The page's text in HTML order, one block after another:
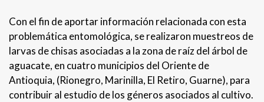
Con el fin de aportar información relacionada con esta
problemática entomológica, se realizaron muestreos de
larvas de chisas asociadas a la zona de raíz del árbol de
aguacate, en cuatro municipios del Oriente de
Antioquia, (Rionegro, Marinilla, El Retiro, Guarne), para
contribuir al estudio de los géneros asociados al cultivo.